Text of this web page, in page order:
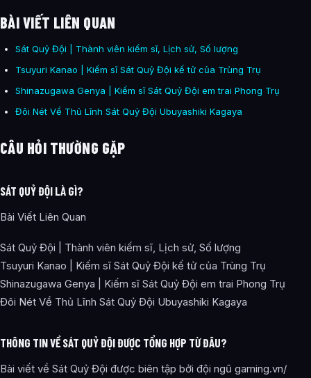
BÀI VIẾT LIÊN QUAN
Sát Quỷ Đội | Thành viên kiếm sĩ, Lịch sử, Số lượng
Tsuyuri Kanao | Kiếm sĩ Sát Quỷ Đội kế tử của Trùng Trụ
Shinazugawa Genya | Kiếm sĩ Sát Quỷ Đội em trai Phong Trụ
Đôi Nét Về Thủ Lĩnh Sát Quỷ Đội Ubuyashiki Kagaya
CÂU HỎI THƯỜNG GẶP
SÁT QUỶ ĐỘI LÀ GÌ?
Bài Viết Liên Quan
Sát Quỷ Đội | Thành viên kiếm sĩ, Lịch sử, Số lượng
Tsuyuri Kanao | Kiếm sĩ Sát Quỷ Đội kế tử của Trùng Trụ
Shinazugawa Genya | Kiếm sĩ Sát Quỷ Đội em trai Phong Trụ
Đôi Nét Về Thủ Lĩnh Sát Quỷ Đội Ubuyashiki Kagaya
THÔNG TIN VỀ SÁT QUỶ ĐỘI ĐƯỢC TỔNG HỢP TỪ ĐÂU?
Bài viết về Sát Quỷ Đội được biên tập bởi đội ngũ gaming.vn/